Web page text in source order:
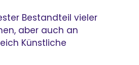
Bestandteil vieler
aber auch an
Künstliche